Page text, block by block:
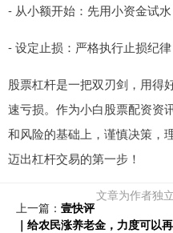
- 从小额开始：先用小资金试水
- 设定止损：严格执行止损纪律
股票杠杆是一把双刃剑，用得
速亏损。作为小白股票配资资
和风险的基础上，谨慎决策，
迈出杠杆交易的第一步！
文章为作者独
上一篇： 壹快评
｜给农民涨养老金，力度可以